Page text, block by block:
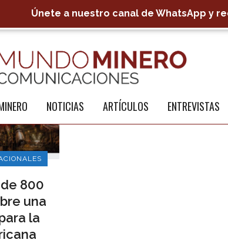
NOTICIAS ARTÍCULOS ENTREVISTAS
800
una
la
Únete a nuestro canal de WhatsApp y